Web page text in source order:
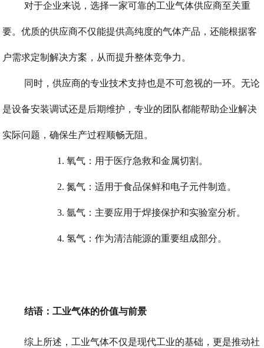
对于企业来说，选择一家可靠的工业气体供应商至关重
要。优质的供应商不仅能提供高纯度的气体产品，还能根据客
户需求定制解决方案，从而提升整体竞争力。
同时，供应商的专业技术支持也是不可忽视的一环。无论
是设备安装调试还是后期维护，专业的团队都能帮助企业解决
实际问题，确保生产过程顺畅无阻。
1. 氧气：用于医疗急救和金属切割。
2. 氮气：适用于食品保鲜和电子元件制造。
3. 氩气：主要应用于焊接保护和实验室分析。
4. 氢气：作为清洁能源的重要组成部分。
结语：工业气体的价值与前景
综上所述，工业气体不仅是现代工业的基础，更是推动社